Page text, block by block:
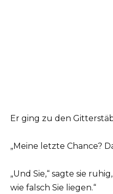
Er ging zu den
„Meine letzte Chance?
„Und Sie,“ sagte sie
wie falsch Sie liegen.“